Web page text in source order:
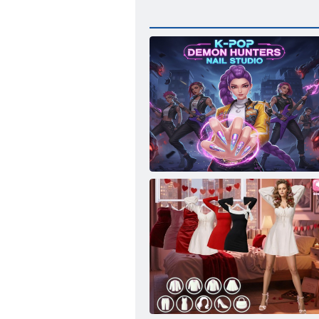
Studio delle unghie dei cacciatori di demoni
K-Pop